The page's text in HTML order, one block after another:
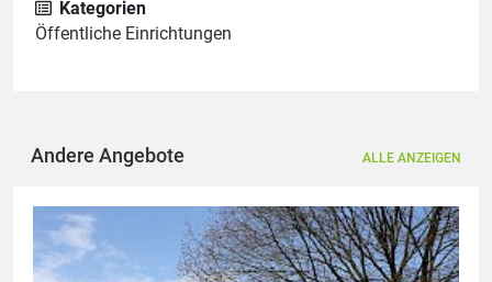
Kategorien
Öffentliche Einrichtungen
Andere Angebote ALLE ANZEIGEN